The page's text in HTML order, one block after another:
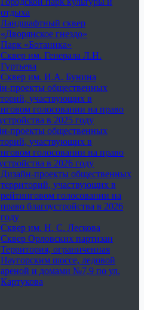
отдыха
Ландшафтный сквер
«Дворянское гнездо»
Парк «Ботаника»
Сквер им. Генерала Л.Н.
Гуртьева
Сквер им. И.А. Бунина
проекты общественных
участвующих в
голосовании на право
в 2025 году
проекты общественных
участвующих в
голосовании на право
в 2026 году
Дизайн-проекты общественных
территорий, участвующих в
рейтинговом голосовании на
право благоустройства в 2026
году
Сквер им. Н. С. Лескова
Сквер Орловских партизан
Территория, ограниченная
Наугорским шоссе, ледовой
ареной и домами №7,9 по ул.
Картукова